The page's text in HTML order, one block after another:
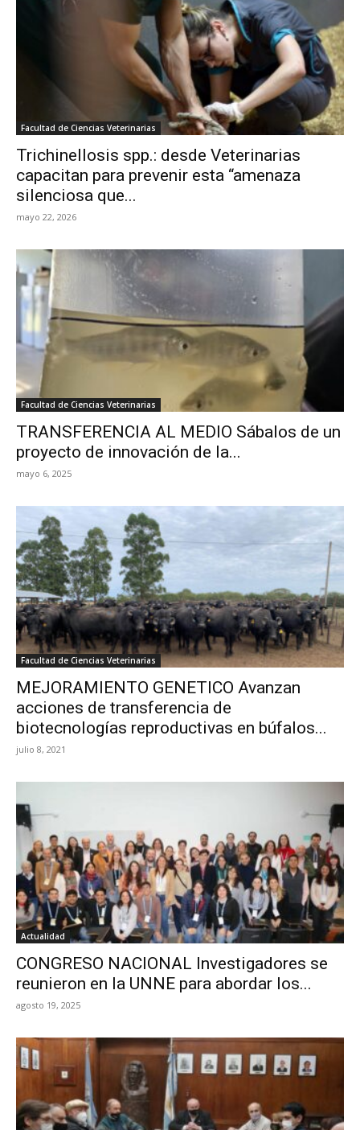
Facultad de Ciencias Veterinarias
Trichinellosis spp.: desde Veterinarias
capacitan para prevenir esta “amenaza
silenciosa que...
mayo 22, 2026
Facultad de Ciencias Veterinarias
TRANSFERENCIA AL MEDIO Sábalos de un
proyecto de innovación de la...
mayo 6, 2025
Facultad de Ciencias Veterinarias
MEJORAMIENTO GENETICO Avanzan
acciones de transferencia de
biotecnologías reproductivas en búfalos...
julio 8, 2021
Actualidad
CONGRESO NACIONAL Investigadores se
reunieron en la UNNE para abordar los...
agosto 19, 2025